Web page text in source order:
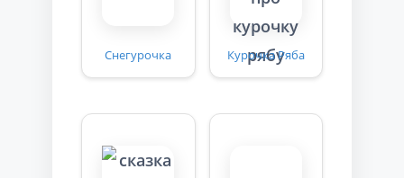
Снегурочка Курочка Ряба